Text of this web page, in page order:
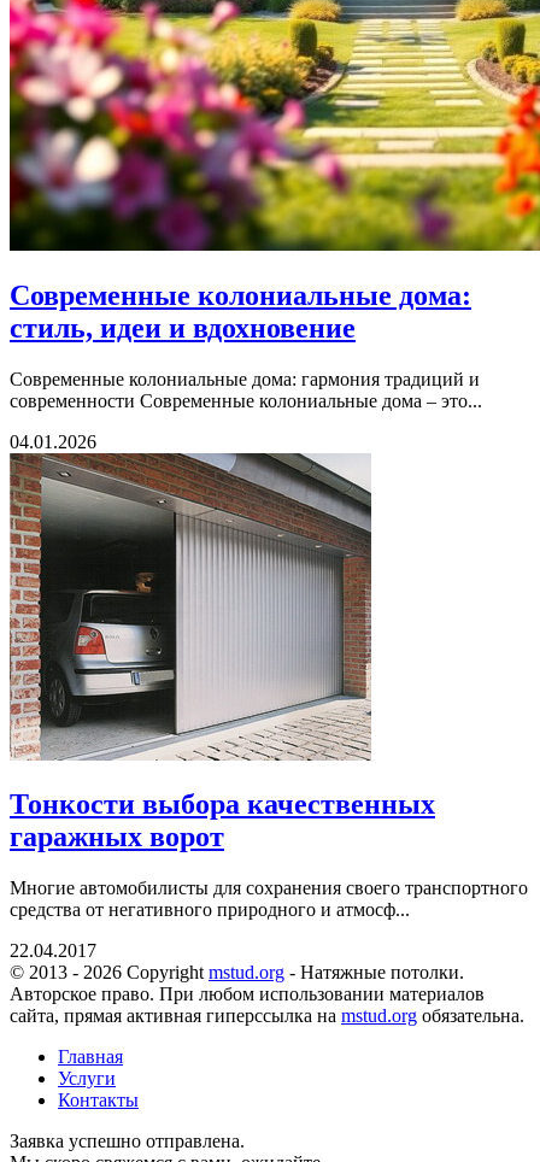
Современные колониальные дома:
стиль, идеи и вдохновение
Современные колониальные дома: гармония традиций и
современности Современные колониальные дома – это...
04.01.2026
Тонкости выбора качественных
гаражных ворот
Многие автомобилисты для сохранения своего транспортного
средства от негативного природного и атмосф...
22.04.2017
© 2013 - 2026 Copyright mstud.org - Натяжные потолки.
Авторское право. При любом использовании материалов
сайта, прямая активная гиперссылка на mstud.org обязательна.
Главная
Услуги
Контакты
Заявка успешно отправлена.